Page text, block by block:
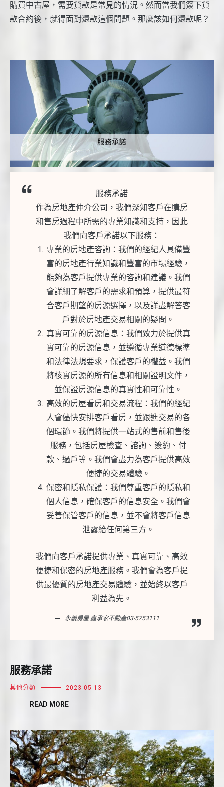
購買中古屋，需要貸款是常見的情況。然而當我們簽下貸
款合約後，就得面對還款這個問題。那麼該如何還款呢？
服務承諾
作為房地產仲介公司，我們深知客戶在購房
和售房過程中所需的專業知識和支持，因此
我們向客戶承諾以下服務：
專業的房地產咨詢：我們的經紀人具備豐
富的房地產行業知識和豐富的市場經驗，
能夠為客戶提供專業的咨詢和建議。我們
會詳細了解客戶的需求和預算，提供最符
合客戶期望的房源選擇，以及詳盡解答客
戶對於房地產交易相關的疑問。
真實可靠的房源信息：我們致力於提供真
實可靠的房源信息，並遵循專業道德標準
和法律法規要求，保護客戶的權益。我們
將核實房源的所有信息和相關證明文件，
並保證房源信息的真實性和可靠性。
高效的房屋看房和交易流程：我們的經紀
人會儘快安排客戶看房，並跟進交易的各
個環節。我們將提供一站式的售前和售後
服務，包括房屋檢查、諮詢、簽約、付
款、過戶等。我們會盡力為客戶提供高效
便捷的交易體驗。
保密和隱私保護：我們尊重客戶的隱私和
個人信息，確保客戶的信息安全。我們會
妥善保管客戶的信息，並不會將客戶信息
泄露給任何第三方。
我們向客戶承諾提供專業、真實可靠、高效
便捷和保密的房地產服務。我們會為客戶提
供最優質的房地產交易體驗，並始終以客戶
利益為先。
永義房屋 鑫承家不動產03-5753111
服務承諾
其他分類 2023-05-13
READ MORE